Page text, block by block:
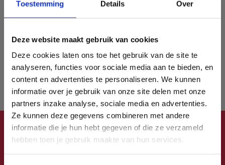
Toestemming Details Over
Deze website maakt gebruik van cookies
Deze cookies laten ons toe het gebruik van de site te
analyseren, functies voor sociale media aan te bieden, en
content en advertenties te personaliseren. We kunnen
informatie over je gebruik van onze site delen met onze
partners inzake analyse, sociale media en advertenties.
Ze kunnen deze gegevens combineren met andere
informatie die je hun hebt gegeven of die ze verzameld
hebben toen je gebruik maakte van hun services.
×
Schrijf je in op onze CIM
nieuwsbrief!
resultaten opgenomen. Ter herinnering: de 'currency'
voor de pers blijft gebaseerd op de papieren editie en
De methodologie van de studie is ookhier
beschikbaar.